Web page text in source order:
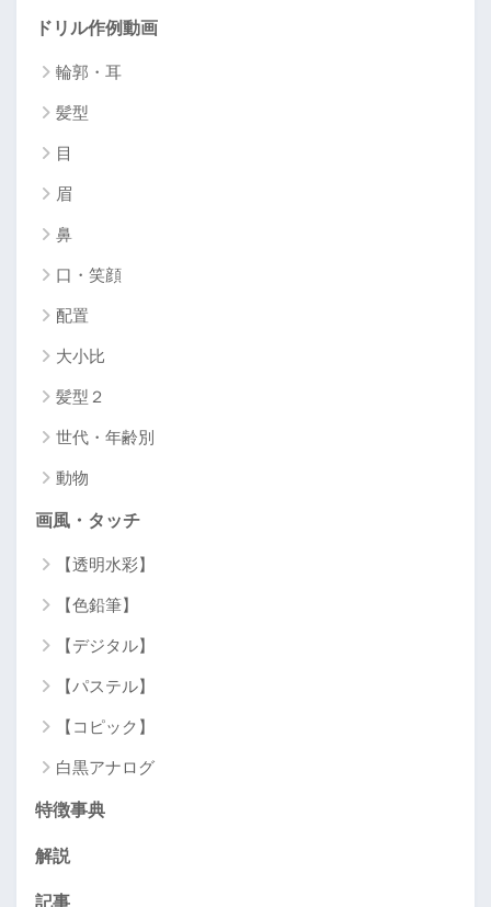
ドリル作例動画
輪郭・耳
髪型
目
眉
鼻
口・笑顔
配置
大小比
髪型２
世代・年齢別
動物
画風・タッチ
【透明水彩】
【色鉛筆】
【デジタル】
【パステル】
【コピック】
白黒アナログ
特徴事典
解説
記事